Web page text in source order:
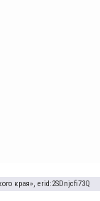
края», erid:2SDnjcfi73Q